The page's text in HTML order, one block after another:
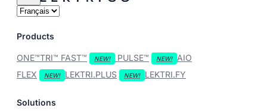
Products
ONE™TRI™ FAST™ PULSE™
AIO
FLEX
LEKTRI.PLUS LEKTRI.FY
Solutions